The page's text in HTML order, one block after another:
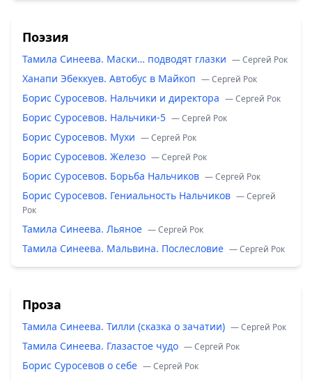
Поэзия
Тамила Синеева. Маски… подводят глазки — Сергей Рок
Ханапи Эбеккуев. Автобус в Майкоп — Сергей Рок
Борис Суросевов. Нальчики и директора — Сергей Рок
Борис Суросевов. Нальчики-5 — Сергей Рок
Борис Суросевов. Мухи — Сергей Рок
Борис Суросевов. Железо — Сергей Рок
Борис Суросевов. Борьба Нальчиков — Сергей Рок
Борис Суросевов. Гениальность Нальчиков — Сергей
Рок
Тамила Синеева. Льяное — Сергей Рок
Тамила Синеева. Мальвина. Послесловие — Сергей Рок
Проза
Тамила Синеева. Тилли (сказка о зачатии) — Сергей Рок
Тамила Синеева. Глазастое чудо — Сергей Рок
Борис Суросевов о себе — Сергей Рок